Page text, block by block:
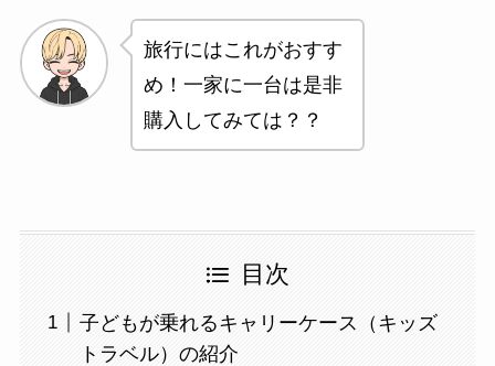
旅行にはこれがおすす
め！一家に一台は是非
購入してみては？？
目次
子どもが乗れるキャリーケース（キッズ
トラベル）の紹介